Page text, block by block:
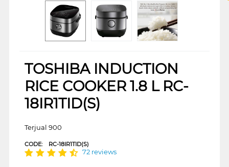
TOSHIBA INDUCTION
RICE COOKER 1.8 L RC-
18IR1TID(S)
Terjual 900
CODE: RC-18IR1TID(S)
72 reviews